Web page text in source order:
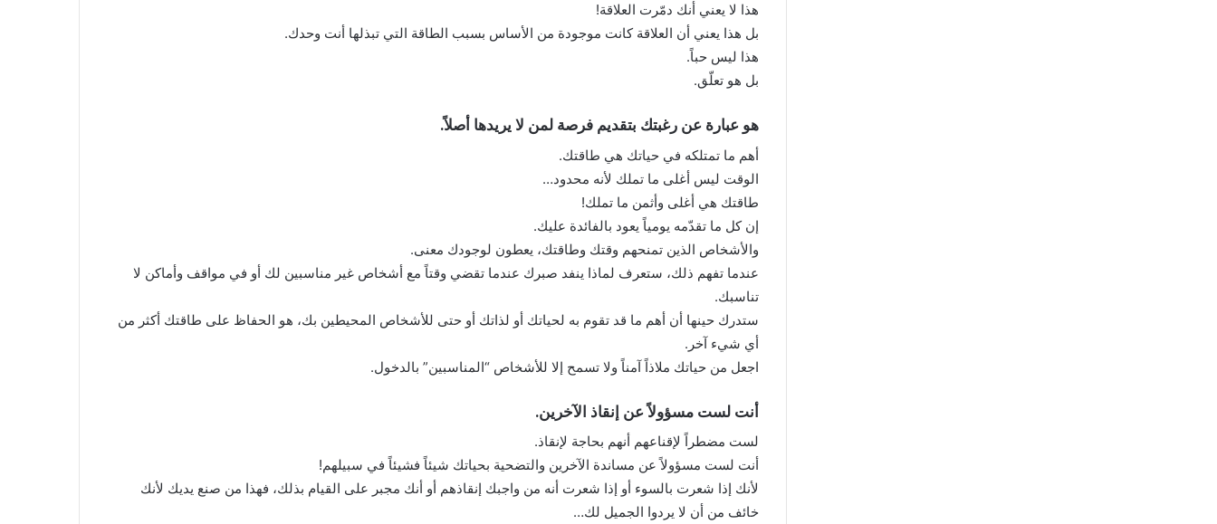
هذا لا يعني أنك دمّرت العلاقة!
بل هذا يعني أن العلاقة كانت موجودة من الأساس بسبب الطاقة التي تبذلها أنت وحدك.
هذا ليس حباً.
بل هو تعلّق.
هو عبارة عن رغبتك بتقديم فرصة لمن لا يريدها أصلاً.
أهم ما تمتلكه في حياتك هي طاقتك.
الوقت ليس أغلى ما تملك لأنه محدود…
طاقتك هي أغلى وأثمن ما تملك!
إن كل ما تقدّمه يومياً يعود بالفائدة عليك.
والأشخاص الذين تمنحهم وقتك وطاقتك، يعطون لوجودك معنى.
عندما تفهم ذلك، ستعرف لماذا ينفد صبرك عندما تقضي وقتاً مع أشخاص غير مناسبين لك أو في مواقف وأماكن لا
تناسبك.
ستدرك حينها أن أهم ما قد تقوم به لحياتك أو لذاتك أو حتى للأشخاص المحيطين بك، هو الحفاظ على طاقتك أكثر من
أي شيء آخر.
اجعل من حياتك ملاذاً آمناً ولا تسمح إلا للأشخاص “المناسبين” بالدخول.
أنت لست مسؤولاً عن إنقاذ الآخرين.
لست مضطراً لإقناعهم أنهم بحاجة لإنقاذ.
أنت لست مسؤولاً عن مساندة الآخرين والتضحية بحياتك شيئاً فشيئاً في سبيلهم!
لأنك إذا شعرت بالسوء أو إذا شعرت أنه من واجبك إنقاذهم أو أنك مجبر على القيام بذلك، فهذا من صنع يديك لأنك
خائف من أن لا يردوا الجميل لك…